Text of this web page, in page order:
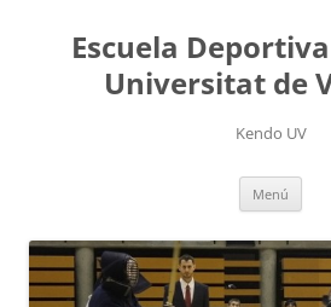
contenidoEscuela
Universitat de
Kendo UV
Menú